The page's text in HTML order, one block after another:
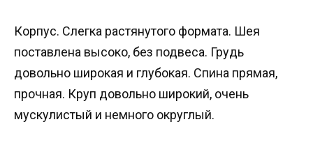
Корпус. Слегка растянутого формата. Шея
поставлена высоко, без подвеса. Грудь
довольно широкая и глубокая. Спина прямая,
прочная. Круп довольно широкий, очень
мускулистый и немного округлый.